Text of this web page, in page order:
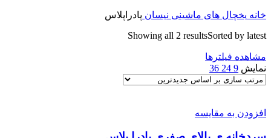
خانه یخچال های ماشینی نیسان پادراپلاس
Showing all 2 resultsSorted by latest
مشاهده فیلترها
نمایش 9
24
36
افزودن به مقایسه